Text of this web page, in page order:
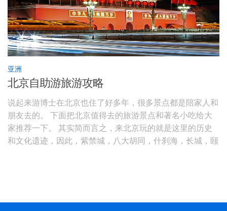
亚洲
北京自助游旅游攻略
说起来游博士在北京也住了好多年，很多景点都是陪家人和
朋友去的。 下面把北京值得去的旅游景点和著名小吃给大
家推荐一下。 其实简而言之，来北京玩的就是这里的历史
和文化遗迹，因此，紫禁城，八大胡同，什刹海，长城，颐